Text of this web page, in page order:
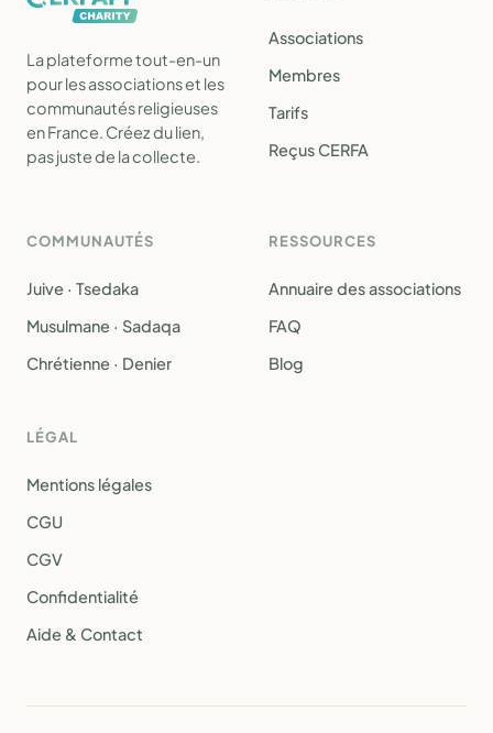
La plateforme tout-en-un
pour les associations et les
communautés religieuses
en France. Créez du lien,
pas juste de la collecte.
Associations
Membres
Tarifs
Reçus CERFA
COMMUNAUTÉS
Juive · Tsedaka
Musulmane · Sadaqa
Chrétienne · Denier
RESSOURCES
Annuaire des associations
FAQ
Blog
LÉGAL
Mentions légales
CGU
CGV
Confidentialité
Aide & Contact